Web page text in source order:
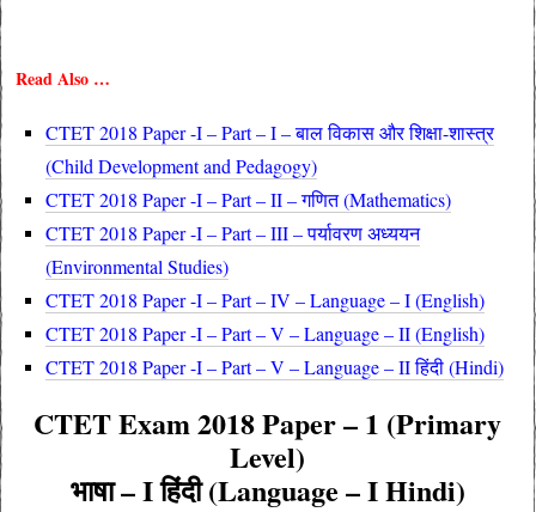
Read Also …
CTET 2018 Paper -I – Part – I – बाल विकास और शिक्षा-शास्त्र
(Child Development and Pedagogy)
CTET 2018 Paper -I – Part – II – गणित (Mathematics)
CTET 2018 Paper -I – Part – III – पर्यावरण अध्ययन
(Environmental Studies)
CTET 2018 Paper -I – Part – IV – Language – I (English)
CTET 2018 Paper -I – Part – V – Language – II (English)
CTET 2018 Paper -I – Part – V – Language – II हिंदी (Hindi)
CTET Exam 2018Paper – 1 (Primary
Level)
भाषा – I हिंदी (Language – I Hindi)